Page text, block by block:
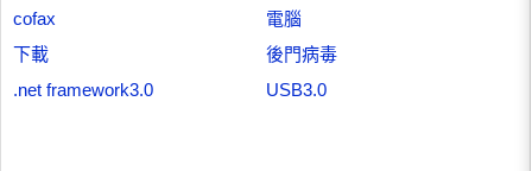
cofax
電腦
下載
後門病毒
.net framework3.0
USB3.0